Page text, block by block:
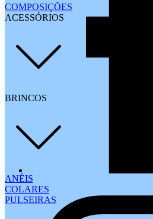
COMPOSIÇÕES
ACESSÓRIOS
BRINCOS
ANÉIS
COLARES
PULSEIRAS